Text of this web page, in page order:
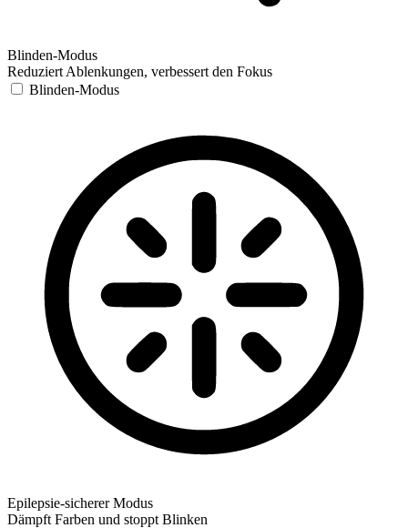
Blinden-Modus
Reduziert Ablenkungen, verbessert den Fokus
Blinden-Modus
Epilepsie-sicherer Modus
Dämpft Farben und stoppt Blinken